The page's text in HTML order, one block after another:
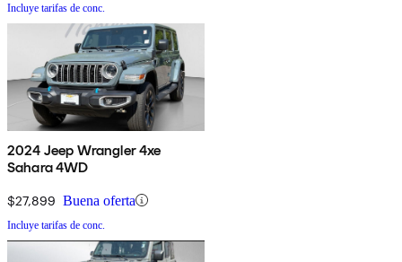
Incluye tarifas de conc.
2024 Jeep Wrangler 4xe
Sahara 4WD
$27,899 Buena oferta
Incluye tarifas de conc.